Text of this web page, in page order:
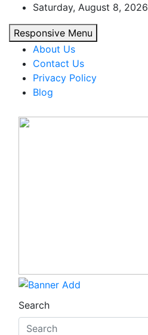
content
Saturday, August 8, 2026
Responsive Menu
About Us
Contact Us
Privacy Policy
Blog
Search